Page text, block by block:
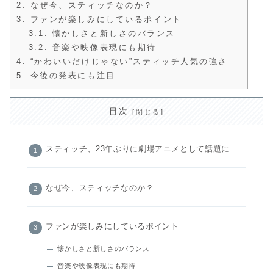
2.
なぜ今、スティッチなのか？
3.
ファンが楽しみにしているポイント
3.1.
懐かしさと新しさのバランス
3.2.
音楽や映像表現にも期待
4.
“かわいいだけじゃない”スティッチ人気の強さ
5.
今後の発表にも注目
目次
スティッチ、23年ぶりに劇場アニメとして話題に
なぜ今、スティッチなのか？
ファンが楽しみにしているポイント
懐かしさと新しさのバランス
音楽や映像表現にも期待